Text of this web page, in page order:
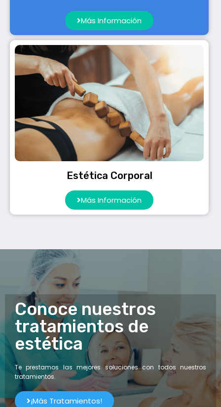
Más Información
Estética Corporal
Más Información
Conoce nuestros
tratamientos de
estética
Te prestamos las mejores soluciones con todos nuestros
tratamientos.
¡Más Tratamientos!